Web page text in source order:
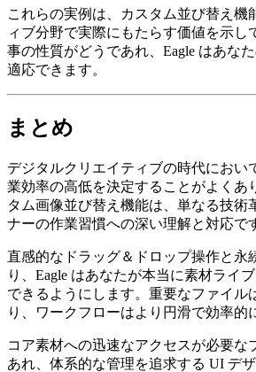
これらの実例は、カスタム並び替え機
ィブ分野で実際にもたらす価値を示し
事の性質がどうであれ、Eagle はあな
適応できます。
まとめ
デジタルクリエイティブの時代におい
業効率の高低を決定することがよくあ
タム画像並び替え機能は、単なる技術
ナーの作業習慣への深い理解と対応で
直感的なドラッグ＆ドロップ操作と永
り、Eagle はあなたが本当に素材ライ
できるようにします。重要なファイル
り、ワークフローはより円滑で効率的
コア素材への迅速なアクセスが必要な
あれ、体系的な管理を追求する UI デ